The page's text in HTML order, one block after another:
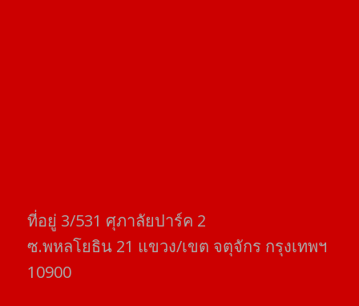
ที่อยู่​ 3/531​ ศุภาลัยปาร์ค​ 2
ซ.พหลโยธิน​ 21​ แขวง/เขต​ จตุจักร​ กรุงเทพฯ
10900